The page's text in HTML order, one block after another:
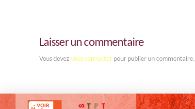
Laisser un commentaire
Vous devez vous connecterpour publier un commentaire.